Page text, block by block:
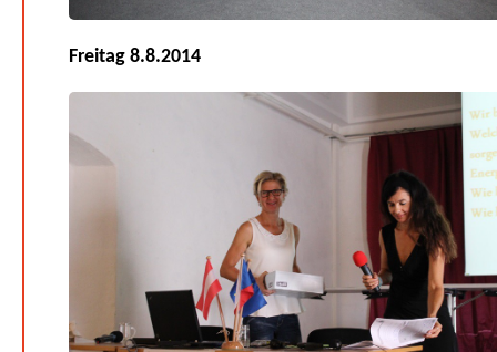
Freitag 8.8.2014